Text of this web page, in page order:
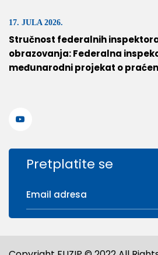
17. JULA 2026.
Stručnost federalnih
obrazovanja: Federalna
međunarodni projekat o
Pretplatite se